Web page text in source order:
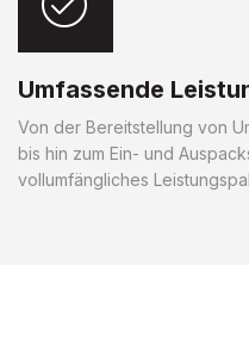
Umfassende
Von der Bereitstellung von
bis hin zum Ein- und
vollumfängliches